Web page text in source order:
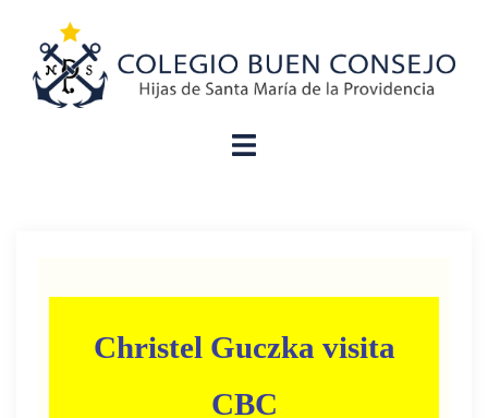
Christel Guczka visita
CBC